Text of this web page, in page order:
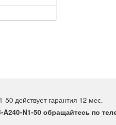
действует гарантия 12 мес.
N1-50 обращайтесь по